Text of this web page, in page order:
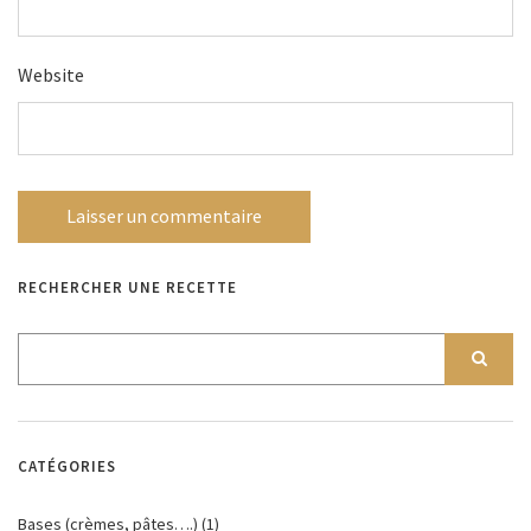
Website
RECHERCHER UNE RECETTE
CATÉGORIES
Bases (crèmes, pâtes….) (1)